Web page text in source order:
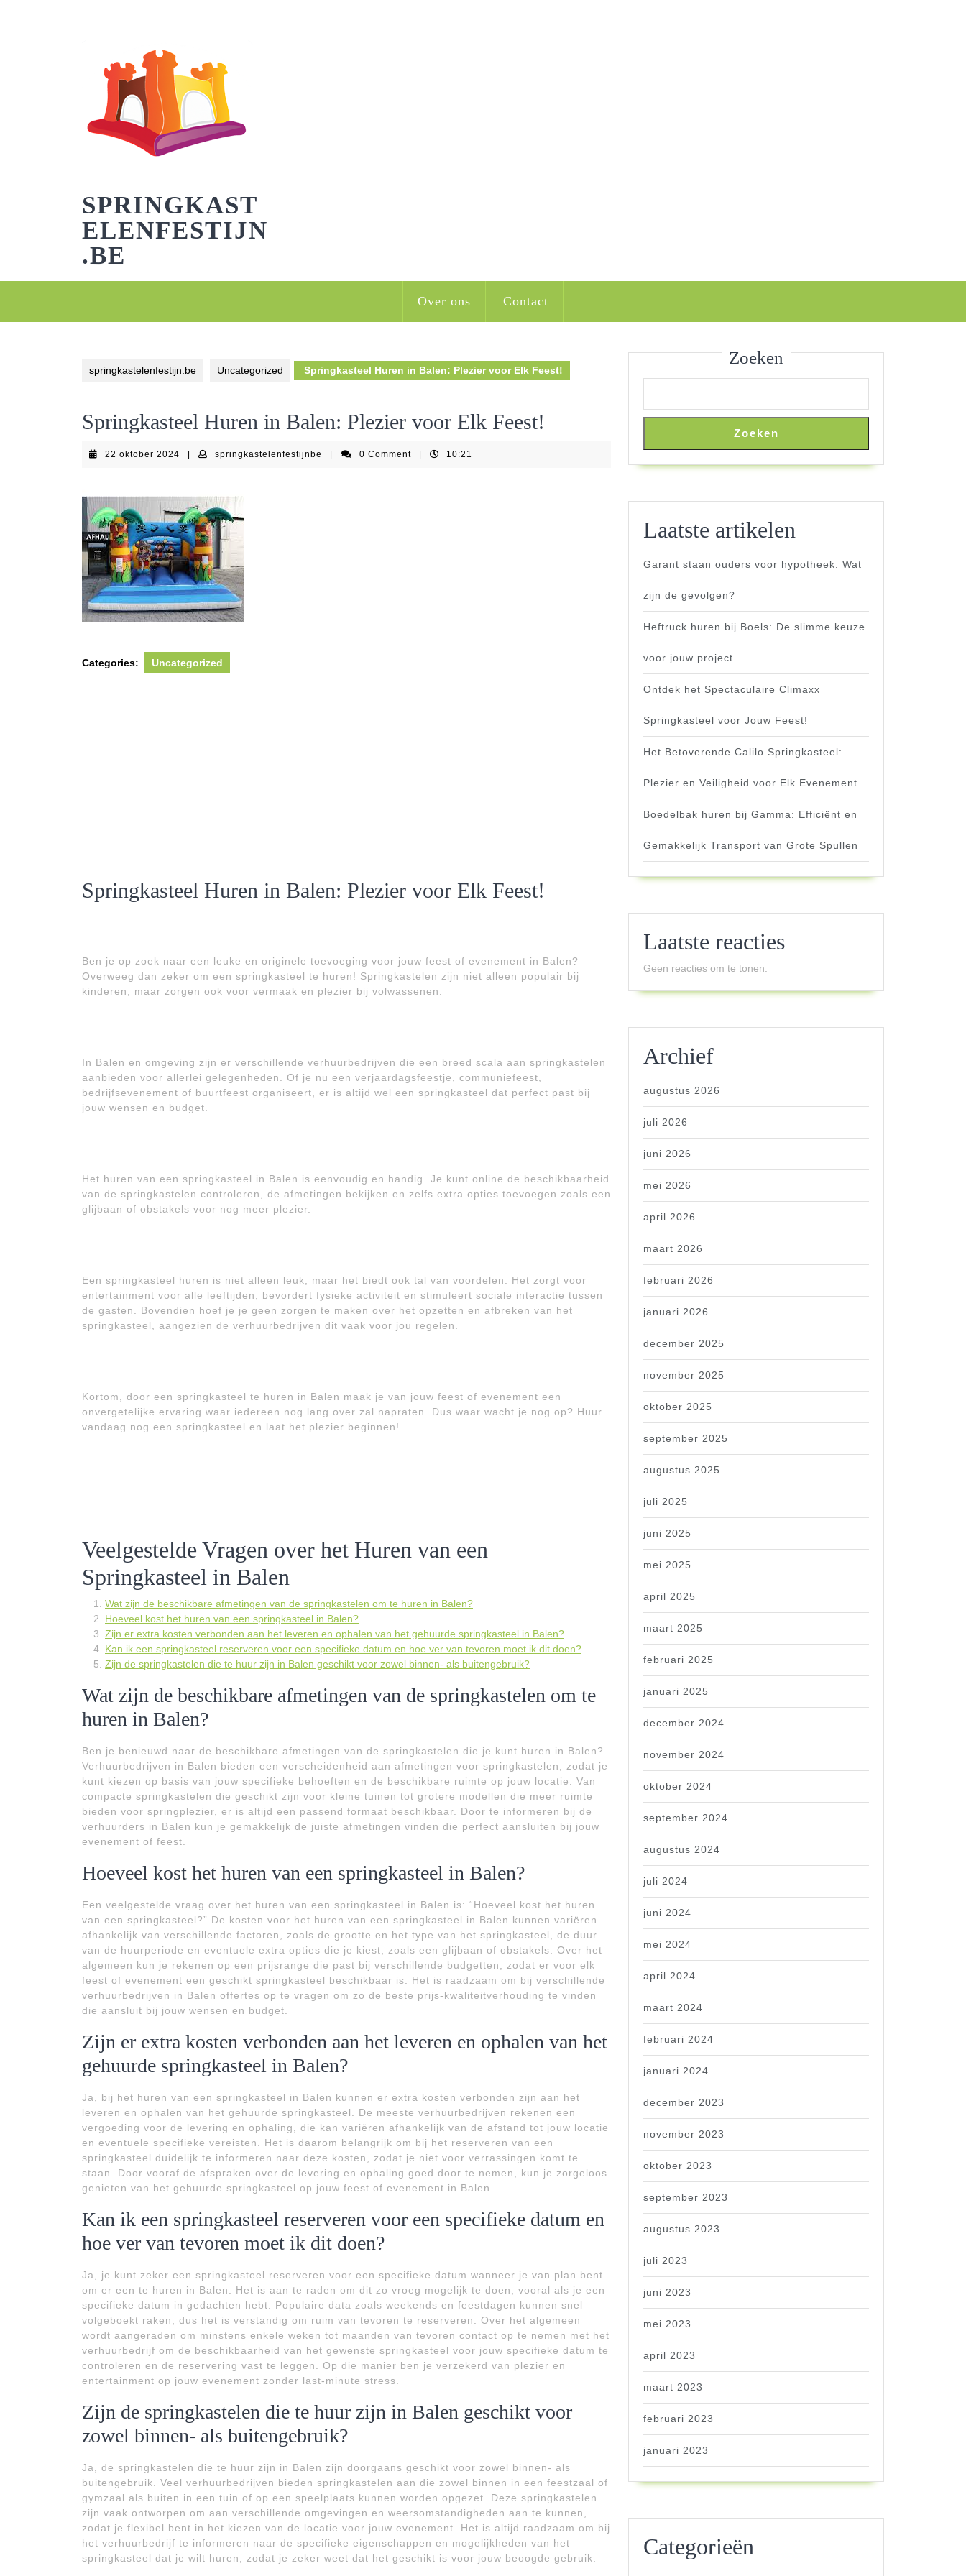
SPRINGKAST
ELENFESTIJN
.BE
Over ons Contact
springkastelenfestijn.be Uncategorized Springkasteel Huren in Balen: Plezier voor Elk Feest!
Springkasteel Huren in Balen: Plezier voor Elk Feest!
22 oktober 2024 22
springkastelenfestijnbe springkastelenfestijnbe
0 Comment 10:21
Categories: Uncategorized
Springkasteel Huren in Balen: Plezier voor Elk Feest!
Ben je op zoek naar een leuke en originele toevoeging voor jouw feest of evenement in Balen?
Overweeg dan zeker om een springkasteel te huren! Springkastelen zijn niet alleen populair bij
kinderen, maar zorgen ook voor vermaak en plezier bij volwassenen.
In Balen en omgeving zijn er verschillende verhuurbedrijven die een breed scala aan springkastelen
aanbieden voor allerlei gelegenheden. Of je nu een verjaardagsfeestje, communiefeest,
bedrijfsevenement of buurtfeest organiseert, er is altijd wel een springkasteel dat perfect past bij
jouw wensen en budget.
Het huren van een springkasteel in Balen is eenvoudig en handig. Je kunt online de beschikbaarheid
van de springkastelen controleren, de afmetingen bekijken en zelfs extra opties toevoegen zoals een
glijbaan of obstakels voor nog meer plezier.
Een springkasteel huren is niet alleen leuk, maar het biedt ook tal van voordelen. Het zorgt voor
entertainment voor alle leeftijden, bevordert fysieke activiteit en stimuleert sociale interactie tussen
de gasten. Bovendien hoef je je geen zorgen te maken over het opzetten en afbreken van het
springkasteel, aangezien de verhuurbedrijven dit vaak voor jou regelen.
Kortom, door een springkasteel te huren in Balen maak je van jouw feest of evenement een
onvergetelijke ervaring waar iedereen nog lang over zal napraten. Dus waar wacht je nog op? Huur
vandaag nog een springkasteel en laat het plezier beginnen!
Veelgestelde Vragen over het Huren van een
Springkasteel in Balen
Wat zijn de beschikbare afmetingen van de springkastelen om te huren in Balen?
Hoeveel kost het huren van een springkasteel in Balen?
Zijn er extra kosten verbonden aan het leveren en ophalen van het gehuurde springkasteel in Balen?
Kan ik een springkasteel reserveren voor een specifieke datum en hoe ver van tevoren moet ik dit doen?
Zijn de springkastelen die te huur zijn in Balen geschikt voor zowel binnen- als buitengebruik?
Wat zijn de beschikbare afmetingen van de springkastelen om te
huren in Balen?
Ben je benieuwd naar de beschikbare afmetingen van de springkastelen die je kunt huren in Balen?
Verhuurbedrijven in Balen bieden een verscheidenheid aan afmetingen voor springkastelen, zodat je
kunt kiezen op basis van jouw specifieke behoeften en de beschikbare ruimte op jouw locatie. Van
compacte springkastelen die geschikt zijn voor kleine tuinen tot grotere modellen die meer ruimte
bieden voor springplezier, er is altijd een passend formaat beschikbaar. Door te informeren bij de
verhuurders in Balen kun je gemakkelijk de juiste afmetingen vinden die perfect aansluiten bij jouw
evenement of feest.
Hoeveel kost het huren van een springkasteel in Balen?
Een veelgestelde vraag over het huren van een springkasteel in Balen is: “Hoeveel kost het huren
van een springkasteel?” De kosten voor het huren van een springkasteel in Balen kunnen variëren
afhankelijk van verschillende factoren, zoals de grootte en het type van het springkasteel, de duur
van de huurperiode en eventuele extra opties die je kiest, zoals een glijbaan of obstakels. Over het
algemeen kun je rekenen op een prijsrange die past bij verschillende budgetten, zodat er voor elk
feest of evenement een geschikt springkasteel beschikbaar is. Het is raadzaam om bij verschillende
verhuurbedrijven in Balen offertes op te vragen om zo de beste prijs-kwaliteitverhouding te vinden
die aansluit bij jouw wensen en budget.
Zijn er extra kosten verbonden aan het leveren en ophalen van het
gehuurde springkasteel in Balen?
Ja, bij het huren van een springkasteel in Balen kunnen er extra kosten verbonden zijn aan het
leveren en ophalen van het gehuurde springkasteel. De meeste verhuurbedrijven rekenen een
vergoeding voor de levering en ophaling, die kan variëren afhankelijk van de afstand tot jouw locatie
en eventuele specifieke vereisten. Het is daarom belangrijk om bij het reserveren van een
springkasteel duidelijk te informeren naar deze kosten, zodat je niet voor verrassingen komt te
staan. Door vooraf de afspraken over de levering en ophaling goed door te nemen, kun je zorgeloos
genieten van het gehuurde springkasteel op jouw feest of evenement in Balen.
Kan ik een springkasteel reserveren voor een specifieke datum en
hoe ver van tevoren moet ik dit doen?
Ja, je kunt zeker een springkasteel reserveren voor een specifieke datum wanneer je van plan bent
om er een te huren in Balen. Het is aan te raden om dit zo vroeg mogelijk te doen, vooral als je een
specifieke datum in gedachten hebt. Populaire data zoals weekends en feestdagen kunnen snel
volgeboekt raken, dus het is verstandig om ruim van tevoren te reserveren. Over het algemeen
wordt aangeraden om minstens enkele weken tot maanden van tevoren contact op te nemen met het
verhuurbedrijf om de beschikbaarheid van het gewenste springkasteel voor jouw specifieke datum te
controleren en de reservering vast te leggen. Op die manier ben je verzekerd van plezier en
entertainment op jouw evenement zonder last-minute stress.
Zijn de springkastelen die te huur zijn in Balen geschikt voor
zowel binnen- als buitengebruik?
Ja, de springkastelen die te huur zijn in Balen zijn doorgaans geschikt voor zowel binnen- als
buitengebruik. Veel verhuurbedrijven bieden springkastelen aan die zowel binnen in een feestzaal of
gymzaal als buiten in een tuin of op een speelplaats kunnen worden opgezet. Deze springkastelen
zijn vaak ontworpen om aan verschillende omgevingen en weersomstandigheden aan te kunnen,
zodat je flexibel bent in het kiezen van de locatie voor jouw evenement. Het is altijd raadzaam om bij
het verhuurbedrijf te informeren naar de specifieke eigenschappen en mogelijkheden van het
springkasteel dat je wilt huren, zodat je zeker weet dat het geschikt is voor jouw beoogde gebruik.
Zoeken
Zoeken
Laatste artikelen
Garant staan ouders voor hypotheek: Wat
zijn de gevolgen?
Heftruck huren bij Boels: De slimme keuze
voor jouw project
Ontdek het Spectaculaire Climaxx
Springkasteel voor Jouw Feest!
Het Betoverende Calilo Springkasteel:
Plezier en Veiligheid voor Elk Evenement
Boedelbak huren bij Gamma: Efficiënt en
Gemakkelijk Transport van Grote Spullen
Laatste reacties
Geen reacties om te tonen.
Archief
augustus 2026
juli 2026
juni 2026
mei 2026
april 2026
maart 2026
februari 2026
januari 2026
december 2025
november 2025
oktober 2025
september 2025
augustus 2025
juli 2025
juni 2025
mei 2025
april 2025
maart 2025
februari 2025
januari 2025
december 2024
november 2024
oktober 2024
september 2024
augustus 2024
juli 2024
juni 2024
mei 2024
april 2024
maart 2024
februari 2024
januari 2024
december 2023
november 2023
oktober 2023
september 2023
augustus 2023
juli 2023
juni 2023
mei 2023
april 2023
maart 2023
februari 2023
januari 2023
Categorieën